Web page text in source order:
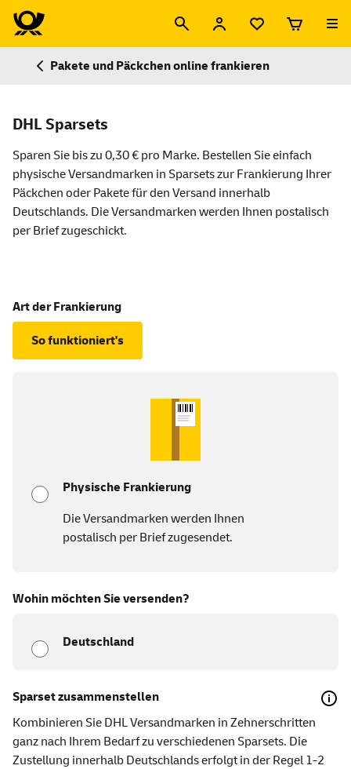
Pakete und Päckchen online frankieren
DHL Sparsets
Sparen Sie bis zu 0,30 € pro Marke. Bestellen Sie einfach
physische Versandmarken in Sparsets zur Frankierung Ihrer
Päckchen oder Pakete für den Versand innerhalb
Deutschlands. Die Versandmarken werden Ihnen postalisch
per Brief zugeschickt.
Art der Frankierung
So funktioniert's
Physische Frankierung
Die Versandmarken werden Ihnen
postalisch per Brief zugesendet.
Wohin möchten Sie versenden?
Deutschland
Sparset zusammenstellen
Kombinieren Sie DHL Versandmarken in Zehnerschritten
ganz nach Ihrem Bedarf zu verschiedenen Sparsets. Die
Zustellung innerhalb Deutschlands erfolgt in der Regel 1-2